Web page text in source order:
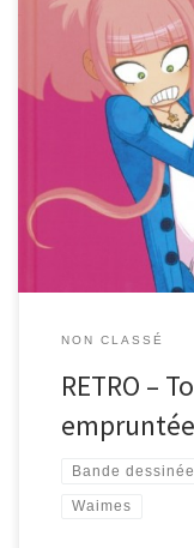
Quelles sont les
et Malmedy en 2015?
ou d’autres grands
places. Mais il n’en
s’illustrent en
c’est tant […]
NON CLASSÉ
RETRO –
Bande dessinée
Waimes